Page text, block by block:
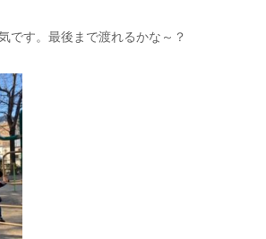
です。最後まで渡れるかな～？